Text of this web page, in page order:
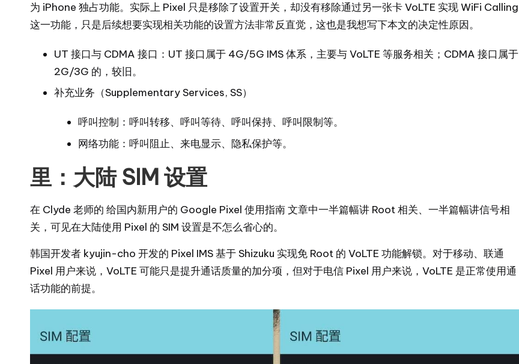
为 iPhone 独占功能。实际上 Pixel 只是移除了设置开关，却没有移除通过另一张卡 VoLTE 实现 WiFi Calling
这一功能，只是后续想要实现相关功能的设置方法非常反直觉，这也是我想写下本文的决定性原因。
UT 接口与 CDMA 接口：UT 接口属于 4G/5G IMS 体系，主要与 VoLTE 等服务相关；CDMA 接口属于
2G/3G 的，较旧。
补充业务（Supplementary Services, SS）
呼叫控制：呼叫转移、呼叫等待、呼叫保持、呼叫限制等。
网络功能：呼叫阻止、来电显示、隐私保护等。
里：大陆 SIM 设置
在 Clyde 老师的 给国内新用户的 Google Pixel 使用指南文章中一半篇幅讲 Root 相关、一半篇幅讲信号相
关，可见在大陆使用 Pixel 的 SIM 设置是不怎么省心的。
韩国开发者 kyujin-cho 开发的 Pixel IMS基于Shizuku 实现免 Root 的 VoLTE 功能解锁。对于移动、联通
Pixel 用户来说，VoLTE 可能只是提升通话质量的加分项，但对于电信 Pixel 用户来说，VoLTE 是正常使用通
话功能的前提。